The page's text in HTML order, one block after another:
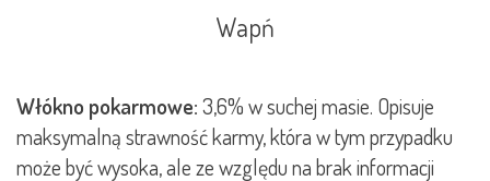
Wapń
Włókno pokarmowe:3,6% w suchej masie. Opisuje
maksymalną strawność karmy, która w tym przypadku
może być wysoka, ale ze względu na brak informacji